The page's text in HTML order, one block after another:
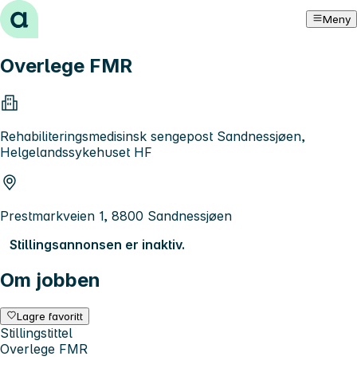
Hopp til innhold Meny
Overlege FMR
Rehabiliteringsmedisinsk sengepost Sandnessjøen,
Helgelandssykehuset HF
Prestmarkveien 1, 8800 Sandnessjøen
Stillingsannonsen er inaktiv.
Om jobben
Lagre favoritt
Stillingstittel
Overlege FMR